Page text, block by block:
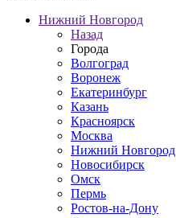
Нижний Новгород
Назад
Города
Волгоград
Воронеж
Екатеринбург
Казань
Красноярск
Москва
Нижний Новгород
Новосибирск
Омск
Пермь
Ростов-на-Дону